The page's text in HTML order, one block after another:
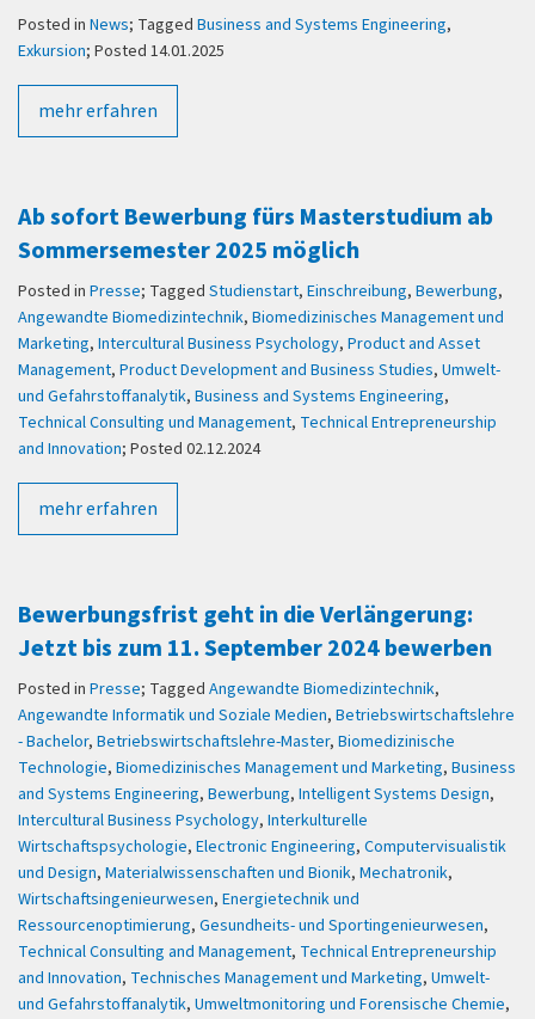
Posted in News; Tagged Business and Systems Engineering,
Exkursion; Posted 14.01.2025
mehr erfahren
Ab sofort Bewerbung fürs Masterstudium ab
Sommersemester 2025 möglich
Posted in Presse; Tagged Studienstart, Einschreibung, Bewerbung,
Angewandte Biomedizintechnik, Biomedizinisches Management und
Marketing, Intercultural Business Psychology, Product and Asset
Management, Product Development and Business Studies, Umwelt-
und Gefahrstoffanalytik, Business and Systems Engineering,
Technical Consulting und Management, Technical Entrepreneurship
and Innovation; Posted 02.12.2024
mehr erfahren
Bewerbungsfrist geht in die Verlängerung:
Jetzt bis zum 11. September 2024 bewerben
Posted in Presse; Tagged Angewandte Biomedizintechnik,
Angewandte Informatik und Soziale Medien, Betriebswirtschaftslehre
- Bachelor, Betriebswirtschaftslehre-Master, Biomedizinische
Technologie, Biomedizinisches Management und Marketing, Business
and Systems Engineering, Bewerbung, Intelligent Systems Design,
Intercultural Business Psychology, Interkulturelle
Wirtschaftspsychologie, Electronic Engineering, Computervisualistik
und Design, Materialwissenschaften und Bionik, Mechatronik,
Wirtschaftsingenieurwesen, Energietechnik und
Ressourcenoptimierung, Gesundheits- und Sportingenieurwesen,
Technical Consulting and Management, Technical Entrepreneurship
and Innovation, Technisches Management und Marketing, Umwelt-
und Gefahrstoffanalytik, Umweltmonitoring und Forensische Chemie,